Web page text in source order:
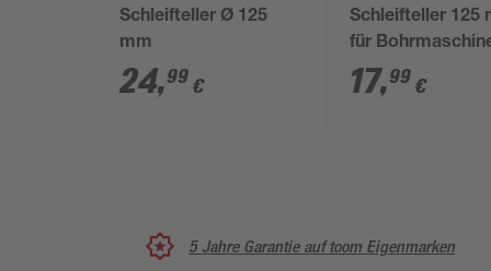
Schleifteller Ø 125
mm
24,99 €
Schleifteller 125
für
17,99 €
5 Jahre Garantie auf toom Eigenmarken